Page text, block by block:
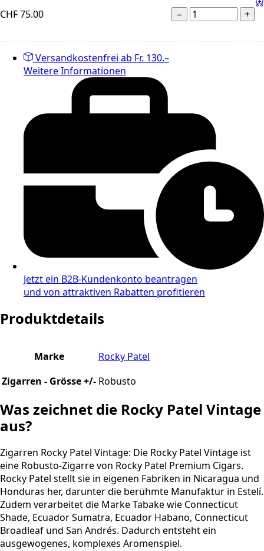
CHF75.00 − +
Versandkostenfrei ab Fr. 130.–
Weitere Informationen
Jetzt ein B2B-Kundenkonto beantragen
und von attraktiven Rabatten profitieren
Produktdetails
Marke
Rocky Patel
Zigarren - Grösse +/- Robusto
Was zeichnet die Rocky Patel Vintage
aus?
Zigarren Rocky Patel Vintage: Die Rocky Patel Vintage ist
eine Robusto-Zigarre von Rocky Patel Premium Cigars.
Rocky Patel stellt sie in eigenen Fabriken in Nicaragua und
Honduras her, darunter die berühmte Manufaktur in Estelí.
Zudem verarbeitet die Marke Tabake wie Connecticut
Shade, Ecuador Sumatra, Ecuador Habano, Connecticut
Broadleaf und San Andrés. Dadurch entsteht ein
ausgewogenes, komplexes Aromenspiel.